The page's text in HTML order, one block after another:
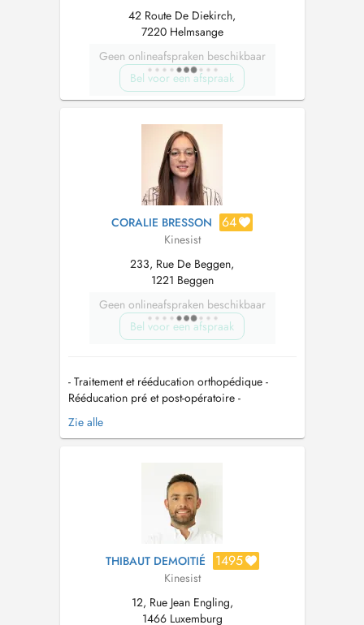
42 Route De Diekirch,
7220 Helmsange
Geen onlineafspraken beschikbaar
Bel voor een afspraak
CORALIE BRESSON 64
Kinesist
233, Rue De Beggen,
1221 Beggen
Geen onlineafspraken beschikbaar
Bel voor een afspraak
- Traitement et rééducation orthopédique -
Rééducation pré et post-opératoire -
Kinésithérapie du sport - Cours de Pilates
(individuel ou duo) Diplômée en 2021, je
but est de vous accompagner tout au lo...
Zie alle
THIBAUT DEMOITIÉ 1495
Kinesist
12, Rue Jean Engling,
1466 Luxemburg